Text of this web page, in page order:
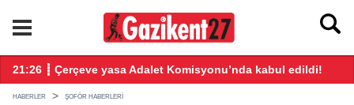
21:26 ┋ Çerçeve yasa Adalet Komisyonu’nda kabul edildi!
HABERLER ŞOFÖR HABERLERI